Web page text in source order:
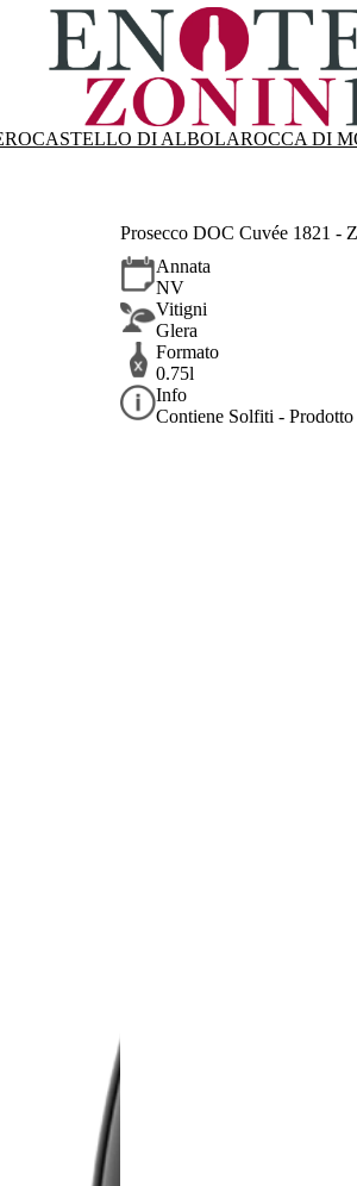
CASTELLO DI ALBOLAROCCA DI
Prosecco DOC Cuvée 1821 -
Annata
NV
Vitigni
Glera
Formato
0.75l
Info
Contiene Solfiti -